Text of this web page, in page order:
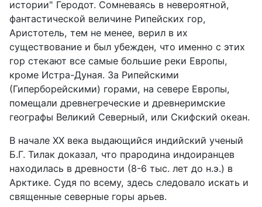
истории" Геродот. Сомневаясь в невероятной,
фантастической величине Рипейских гор,
Аристотель, тем не менее, верил в их
существование и был убежден, что именно с этих
гор стекают все самые большие реки Европы,
кроме Истра-Дуная. За Рипейскими
(Гиперборейскими) горами, на севере Европы,
помещали древнегреческие и древнеримские
географы Великий Северный, или Скифский океан.
В начале ХХ века выдающийся индийский ученый
Б.Г. Тилак доказал, что прародина индоиранцев
находилась в древности (8-6 тыс. лет до н.э.) в
Арктике. Судя по всему, здесь следовало искать и
священные северные горы арьев.